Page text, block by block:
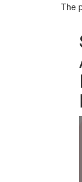
The